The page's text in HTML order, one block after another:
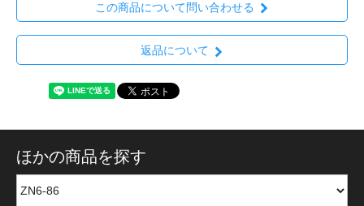
この商品について問い合わせる
返品について
ほかの商品を探す